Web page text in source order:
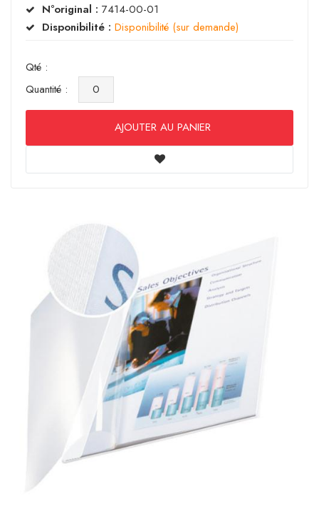
N°original : 7414-00-01
Disponibilité : Disponibilité (sur demande)
Qté :
Quantité :
AJOUTER AU PANIER